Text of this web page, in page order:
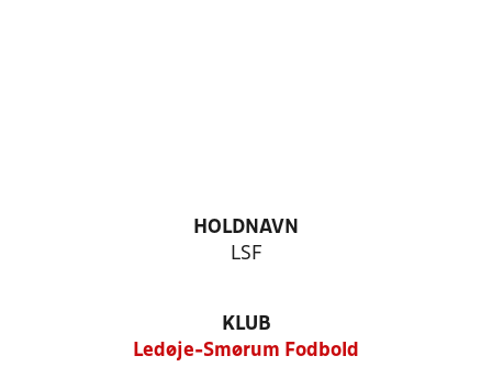
HOLDNAVN
LSF
KLUB
Ledøje-Smørum Fodbold